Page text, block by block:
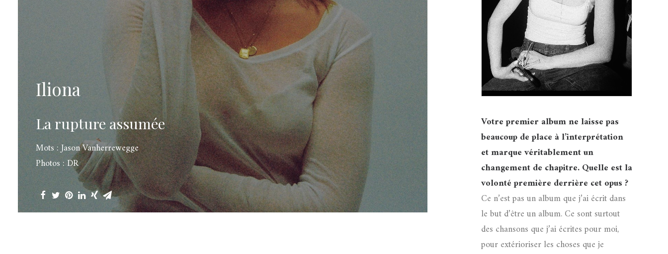
Iliona
La rupture assumée
Mots : Jason Vanherrewegge
Photos : DR
Votre premier album ne laisse pas
beaucoup de place à l’interprétation
et marque véritablement un
changement de chapitre. Quelle est la
volonté première derrière cet opus ?
Ce n’est pas un album que j’ai écrit dans
le but d’être un album. Ce sont surtout
des chansons que j’ai écrites pour moi,
pour extérioriser les choses que je